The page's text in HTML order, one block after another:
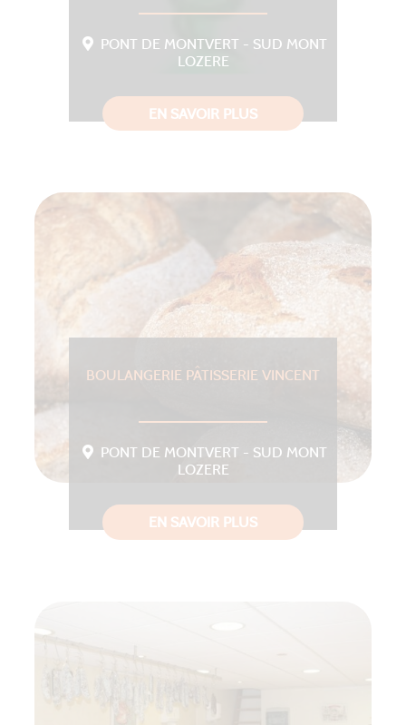
PONT DE MONTVERT - SUD MONT
LOZERE
EN SAVOIR PLUS
BOULANGERIE PÂTISSERIE VINCENT
PONT DE MONTVERT - SUD MONT
LOZERE
EN SAVOIR PLUS